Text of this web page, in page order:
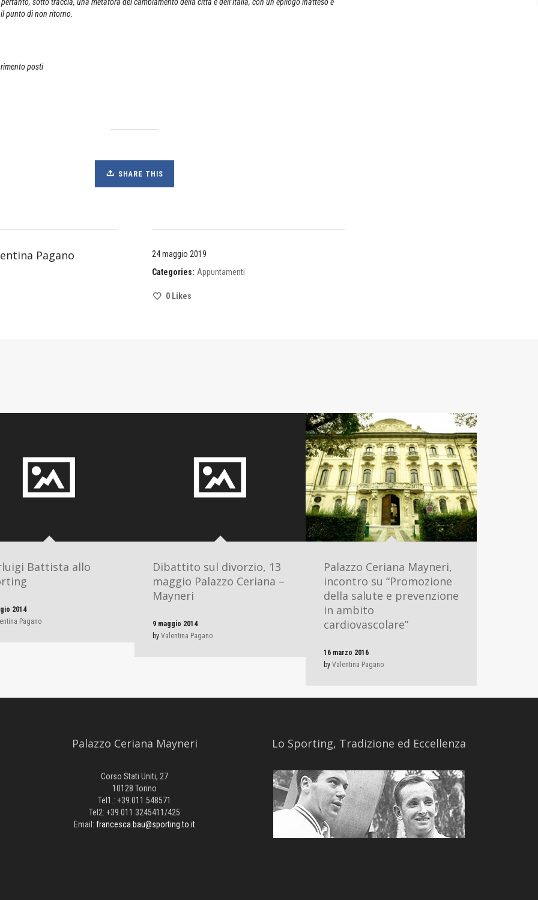
punto di non ritorno.
posti
SHARE THIS
Pagano
24 maggio 2019
Categories: Appuntamenti
0Likes
Battista allo
2014
Pagano
Dibattito sul divorzio, 13
maggio Palazzo Ceriana –
Mayneri
9 maggio 2014
by Valentina Pagano
Palazzo Ceriana Mayneri,
incontro su “Promozione
della salute e prevenzione
in ambito
cardiovascolare”
16 marzo 2016
by Valentina Pagano
Palazzo Ceriana Mayneri
Corso Stati Uniti, 27
10128 Torino
Tel1.: +39.011.548571
Tel2: +39.011.3245411/425
Email: francesca.bau@sporting.to.it
​Lo Sporting, Tradizione ed Eccellenza